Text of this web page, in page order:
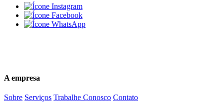
A empresa
Sobre Serviços Trabalhe Conosco Contato